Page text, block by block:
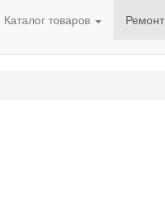
Каталог товаров Ремонт